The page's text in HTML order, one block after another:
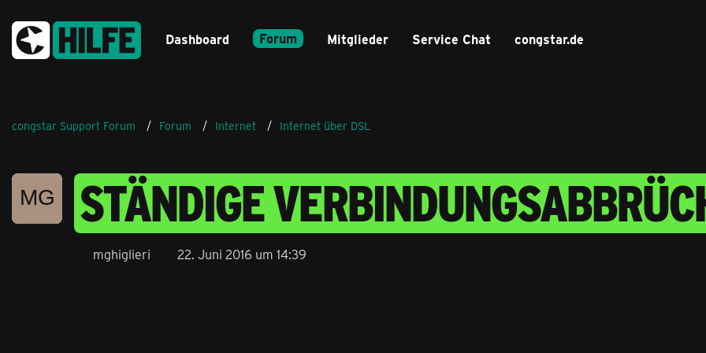
Dashboard Forum Mitglieder Service Chat congstar.de
congstar Support Forum Forum Internet Internet über DSL
STÄNDIGE
mghiglieri 22. Juni 2016 um 14:39